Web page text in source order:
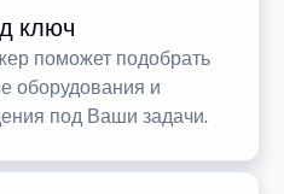
ключ
поможет подобрать
оборудования и
под Ваши задачи.